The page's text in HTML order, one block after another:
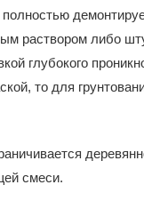
раствором либо
глубокого
то для
смеси.